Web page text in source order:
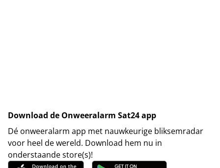
Download de Onweeralarm Sat24 app
Dé onweeralarm app met nauwkeurige bliksemradar
voor heel de wereld. Download hem nu in
onderstaande store(s)!